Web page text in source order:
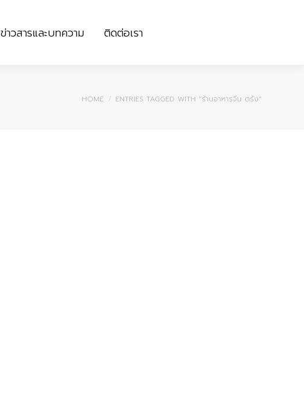
ข่าวสารและบทความ ติดต่อเรา
You are here:
HOME ENTRIES TAGGED WITH "ร้านอาหารจีน ตรัง"